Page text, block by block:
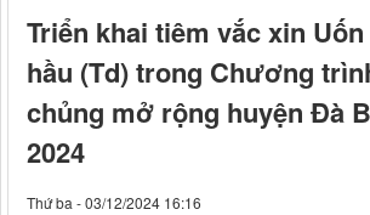
Triển khai tiêm vắc xin
hầu (Td) trong Chương
chủng mở rộng huyện Đà
2024
Thứ ba - 03/12/2024 16:16